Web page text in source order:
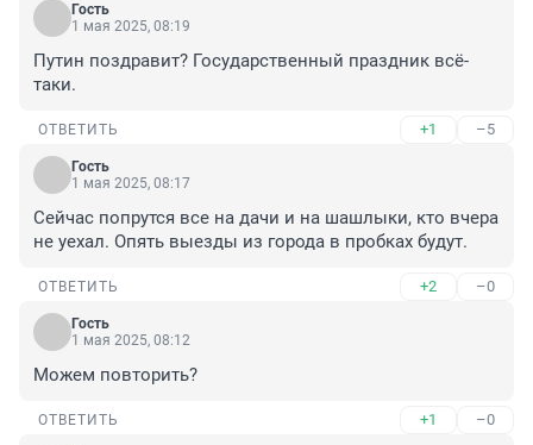
Гость
1 мая 2025, 08:19
Путин поздравит? Государственный праздник всё-
таки.
ОТВЕТИТЬ +1 –5
Гость
1 мая 2025, 08:17
Сейчас попрутся все на дачи и на шашлыки, кто вчера
не уехал. Опять выезды из города в пробках будут.
ОТВЕТИТЬ +2 –0
Гость
1 мая 2025, 08:12
Можем повторить?
ОТВЕТИТЬ +1 –0